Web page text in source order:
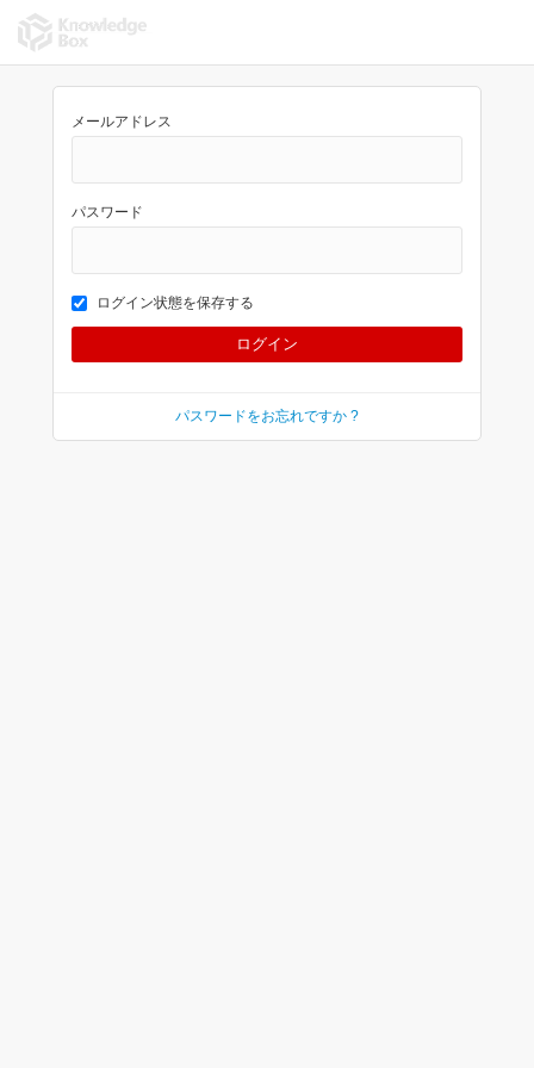
メールアドレス
パスワード
ログイン状態を保存する
パスワードをお忘れですか ?